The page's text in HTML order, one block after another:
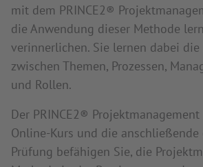
mit dem PRINCE2®
die Anwendung dieser Methode
verinnerlichen. Sie lernen dabei die
zwischen Themen, Prozessen,
und Rollen.
Der PRINCE2®
Online-Kurs und die
Prüfung befähigen Sie, die